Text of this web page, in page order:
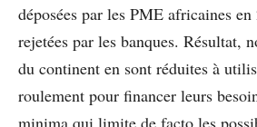
déposées par les PME africaines
rejetées par les banques. Résultat,
du continent en sont réduites à
roulement pour financer leurs
minima qui limite de facto les